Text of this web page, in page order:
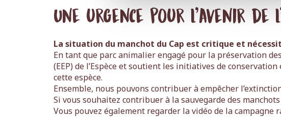
Une urgence pour l’avenir de
La situation du manchot du Cap est critique et
En tant que parc animalier engagé pour la préservation
(EEP) de l’Espèce et soutient les initiatives de
cette espèce.
Ensemble, nous pouvons contribuer à empêcher
Si vous souhaitez contribuer à la sauvegarde des
Vous pouvez également regarder la vidéo de la